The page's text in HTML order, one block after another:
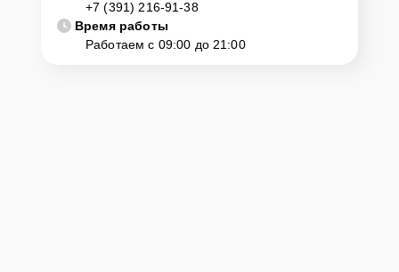
+7 (391) 216-91-38
Время работы
Работаем с 09:00 до 21:00